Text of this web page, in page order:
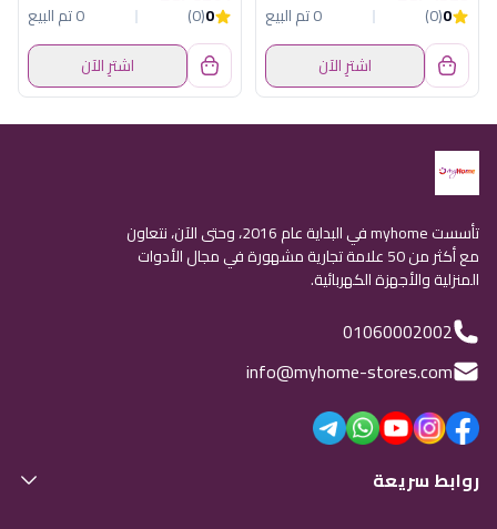
0
(0)
0 تم البيع
اشترِ الآن
0
(0)
0 تم البيع
اشترِ الآن
تأسست myhome في البداية عام 2016، وحتى الآن، نتعاون
مع أكثر من 50 علامة تجارية مشهورة في مجال الأدوات
المنزلية والأجهزة الكهربائية.
01060002002
info@myhome-stores.com
روابط سريعة